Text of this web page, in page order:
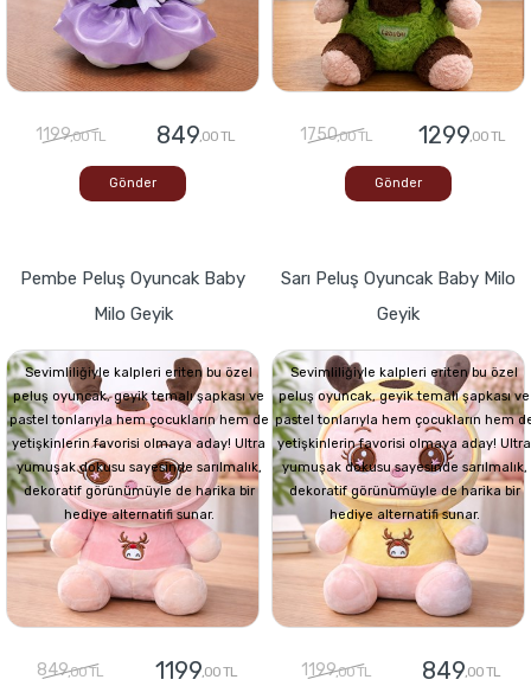
1199,00 TL 849,00 TL
Gönder
1750,00 TL 1299,00 TL
Gönder
Pembe Peluş Oyuncak Baby
Milo Geyik
Sevimliliğiyle kalpleri eriten bu özel
peluş oyuncak, geyik temalı şapkası ve
pastel tonlarıyla hem çocukların hem de
yetişkinlerin favorisi olmaya aday! Ultra
yumuşak dokusu sayesinde sarılmalık,
dekoratif görünümüyle de harika bir
hediye alternatifi sunar.
849,00 TL 1199,00 TL
Sarı Peluş Oyuncak Baby Milo
Geyik
Sevimliliğiyle kalpleri eriten bu özel
peluş oyuncak, geyik temalı şapkası ve
pastel tonlarıyla hem çocukların hem
yetişkinlerin favorisi olmaya aday! Ultra
yumuşak dokusu sayesinde sarılmalık,
dekoratif görünümüyle de harika bir
hediye alternatifi sunar.
1199,00 TL 849,00 TL